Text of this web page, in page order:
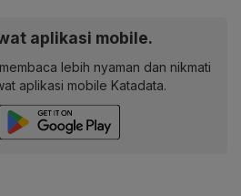
aplikasi mobile.
lebih nyaman dan nikmati
aplikasi mobile Katadata.